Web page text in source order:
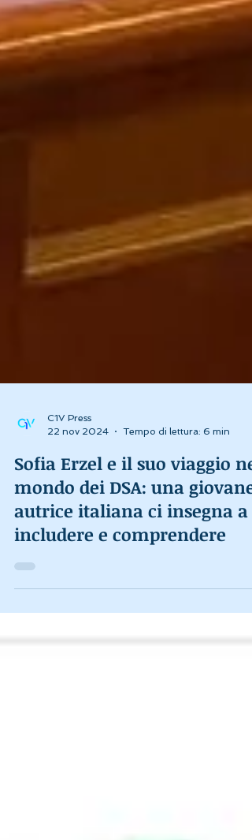
22 nov 2024
Tempo di lettura: 6 min
Sofia Erzel e il suo viaggio nel
mondo dei DSA: una giovane
autrice italiana ci insegna a
includere e comprendere